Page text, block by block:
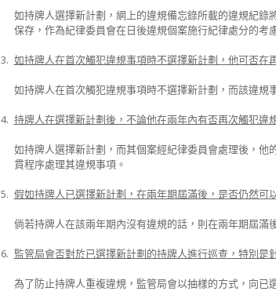
如持牌人選擇新計劃，網上的違規備忘錄所載的違規紀
保存，作為紀律委員會在日後違規個案施行紀律處分的考
3. 如持牌人在首次觸犯違規事項時不選擇新計劃，他可否在
如持牌人在首次觸犯違規事項時不選擇新計劃，而該違規
4. 持牌人在選擇新計劃後，不論他在兩年內有否再次觸犯違
如持牌人選擇新計劃，而其個案經紀律委員會處理後，
貫程序處理其違規事項。
5. 假如持牌人已選擇新計劃，在兩年期屆滿後，是否仍然可
倘若持牌人在該兩年期內沒有違規的話，則在兩年期屆滿
6. 監管局會否對於已選擇新計劃的持牌人進行巡查，特別是
為了防止持牌人重複違規，監管局會以抽樣的方式，向已